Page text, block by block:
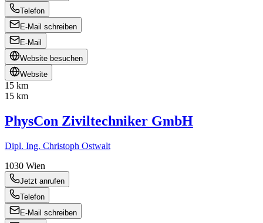
Telefon
E-Mail schreiben
E-Mail
Website besuchen
Website
15 km
15 km
PhysCon Ziviltechniker GmbH
Dipl. Ing. Christoph Ostwalt
1030 Wien
Jetzt anrufen
Telefon
E-Mail schreiben